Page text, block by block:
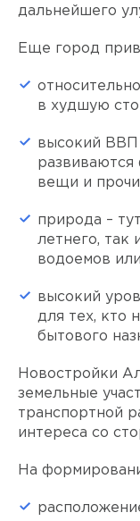
дальнейшего
Еще город
в худшую
высокий ВВП
развиваются
вещи и
природа –
летнего, так
водоемов
высокий
для тех, кто
бытового
Новостройки
земельные
транспортной
интереса со
На